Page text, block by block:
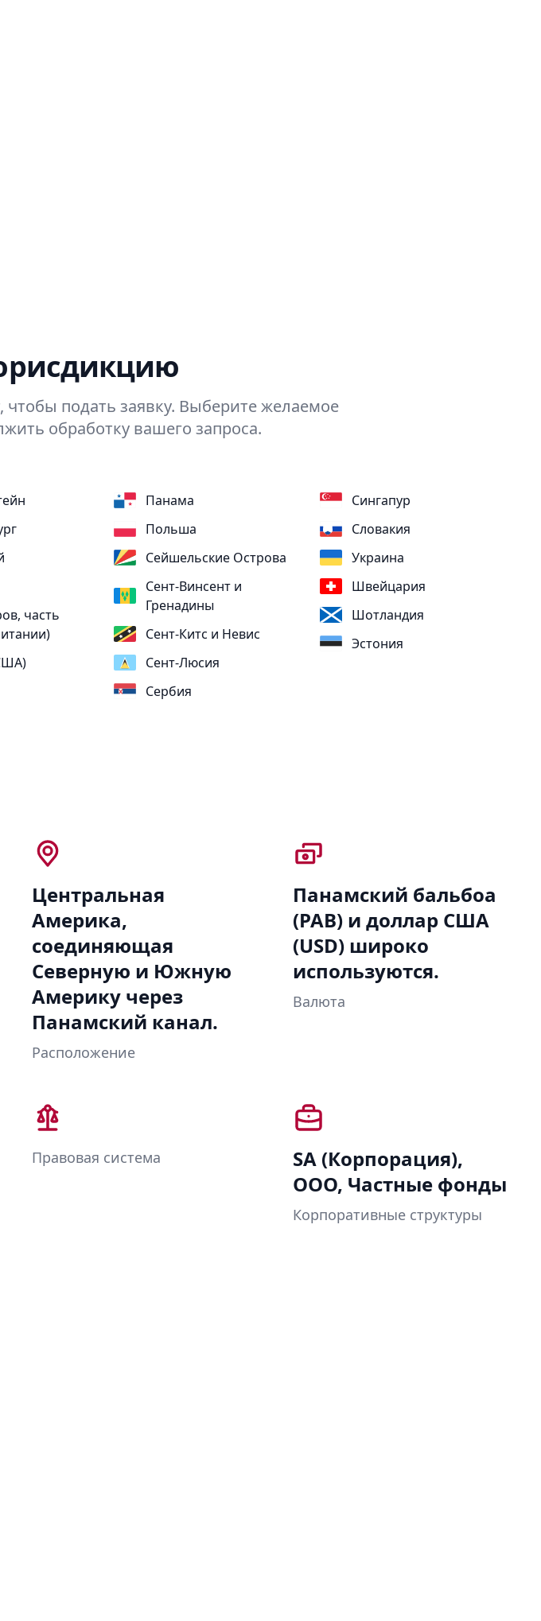
чтобы подать заявку. Выберите желаемое
обработку вашего запроса.
часть
Панама
Польша
Сейшельские Острова
Сент-Винсент и
Гренадины
Сент-Китс и Невис
Сент-Люсия
Сербия
Сингапур
Словакия
Украина
Швейцария
Шотландия
Эстония
Центральная
Америка,
соединяющая
Северную и Южную
Америку через
Панамский канал.
Расположение
Панамский бальбоа
(PAB) и доллар США
(USD) широко
используются.
Валюта
Правовая система
SA (Корпорация),
ООО, Частные фонды
Корпоративные структуры